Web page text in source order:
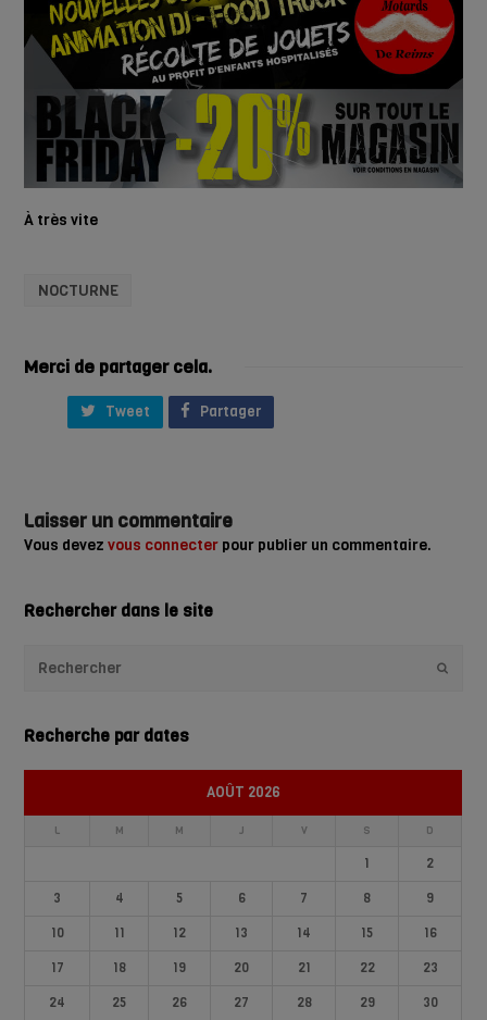
À très vite
NOCTURNE
Merci de partager cela.
Tweet Partager
Laisser un commentaire
Vous devezvous connecter pour publier un commentaire.
Rechercher dans le site
Recherche par dates
AOÛT 2026
L M M J V S D
1
2
3
4 5 6 7 8
9
10
11 12 13 14 15
16
17
18 19 20 21 22
23
24
25 26 27 28 29
30